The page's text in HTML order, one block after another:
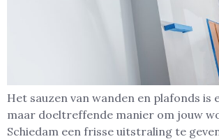
Het sauzen van wanden en plafonds is
maar doeltreffende manier om jouw
Schiedam een frisse uitstraling te